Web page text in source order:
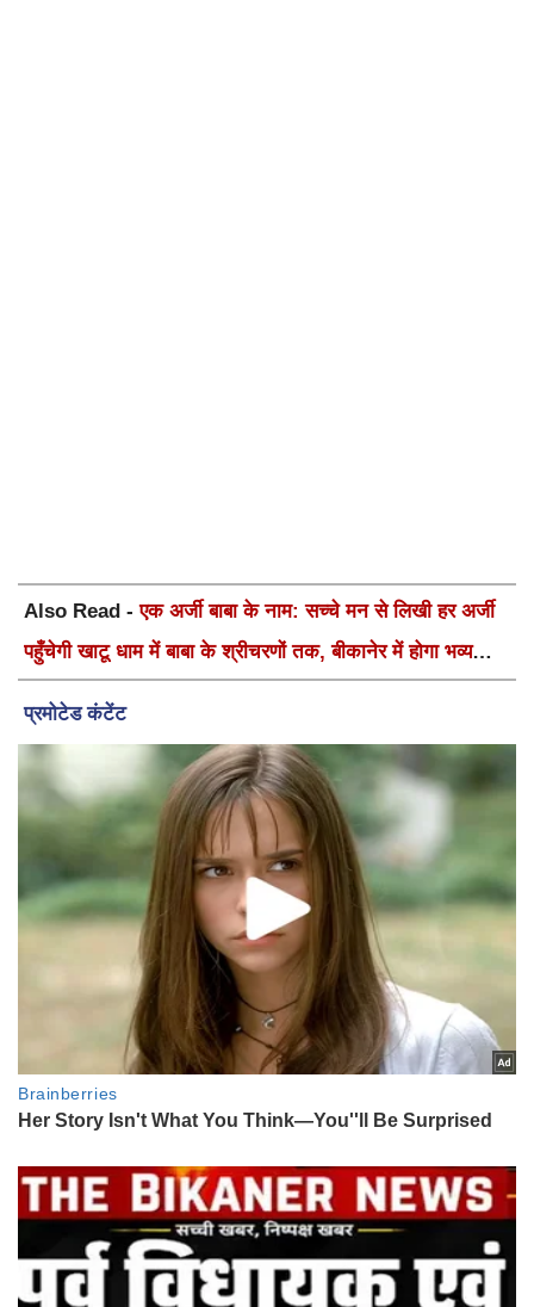
Also Read -एक अर्जी बाबा के नाम: सच्चे मन से लिखी हर अर्जी
पहुँचेगी खाटू धाम में बाबा के श्रीचरणों तक, बीकानेर में होगा भव्य